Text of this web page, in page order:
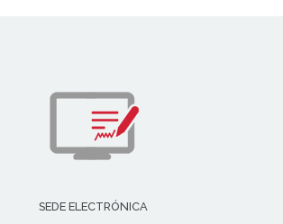
SEDE ELECTRÓNICA